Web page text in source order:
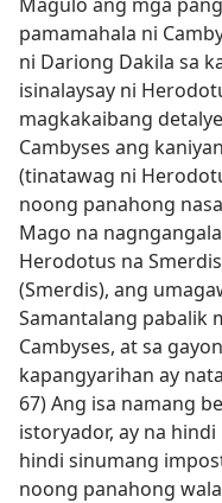
pamamahala ni
ni Dariong Dakila sa
isinalaysay ni
magkakaibang
Cambyses ang
(tinatawag ni
noong panahong
Mago na
Herodotus na
(Smerdis), ang
Samantalang pabalik
Cambyses, at sa
kapangyarihan ay
67) Ang isa namang
istoryador, ay na
hindi sinumang
noong panahong